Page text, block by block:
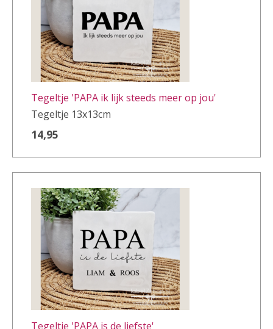
Tegeltje 'PAPA ik lijk steeds meer op jou'
Tegeltje 13x13cm
14,95
Tegeltje 'PAPA is de liefste'